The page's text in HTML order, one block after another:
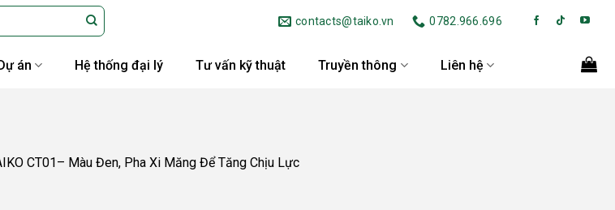
contacts@taiko.vn 0782.966.696
án Hệ thống đại lý Tư vấn kỹ thuật Truyền thông Liên hệ
CT01– Màu Đen, Pha Xi Măng Để Tăng Chịu Lực